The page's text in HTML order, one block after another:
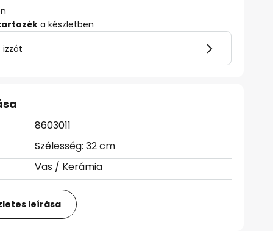
a készletben
izzót
8603011
Szélesség: 32 cm
Vas / Kerámia
leírása